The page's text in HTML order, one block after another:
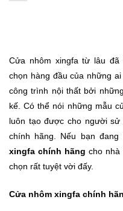
Cửa nhôm xingfa từ lâu
chọn hàng đầu của những
công trình nội thất bởi
kế. Có thể nói những mẫu
luôn tạo được cho người sử
chính hãng. Nếu bạn
xingfa chính hãng cho
chọn rất tuyệt vời đấy.
Cửa nhôm xingfa chính